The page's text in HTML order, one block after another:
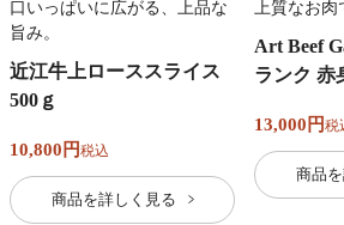
口いっぱいに広がる、上品な
旨み。
近江牛上ローススライス
500ｇ
10,800 税込
商品を詳しく見る
上質なお
Art Beef
ランク 赤
13,000 税
商品